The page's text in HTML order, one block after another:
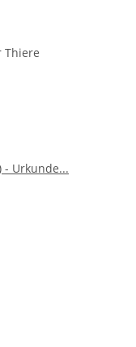
Thiere